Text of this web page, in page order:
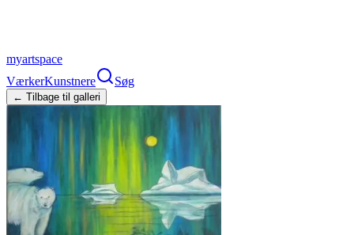
myartspace
VærkerKunstnere Søg
← Tilbage til galleri